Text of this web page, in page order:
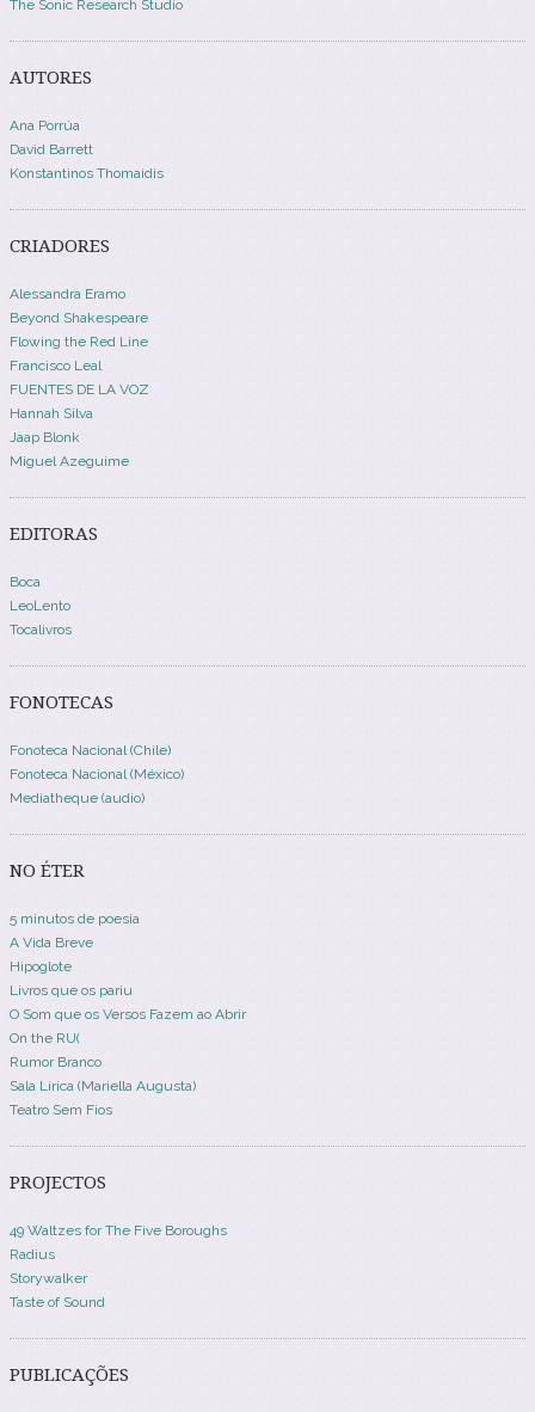
The Sonic Research Studio
AUTORES
Ana Porrúa
David Barrett
Konstantinos Thomaidis
CRIADORES
Alessandra Eramo
Beyond Shakespeare
Flowing the Red Line
Francisco Leal
FUENTES DE LA VOZ
Hannah Silva
Jaap Blonk
Miguel Azeguime
EDITORAS
Boca
LeoLento
Tocalivros
FONOTECAS
Fonoteca Nacional (Chile)
Fonoteca Nacional (México)
Mediatheque (audio)
NO ÉTER
5 minutos de poesia
A Vida Breve
Hipoglote
Livros que os pariu
O Som que os Versos Fazem ao Abrir
On the RU(
Rumor Branco
Sala Lírica (Mariella Augusta)
Teatro Sem Fios
PROJECTOS
49 Waltzes for The Five Boroughs
Radius
Storywalker
Taste of Sound
PUBLICAÇÕES